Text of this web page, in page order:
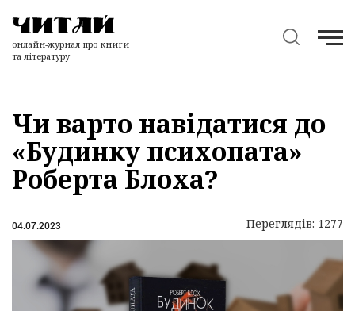
онлайн-журнал про книги
та літературу
Чи варто навідатися до
«Будинку психопата»
Роберта Блоха?
04.07.2023 Переглядів: 1277